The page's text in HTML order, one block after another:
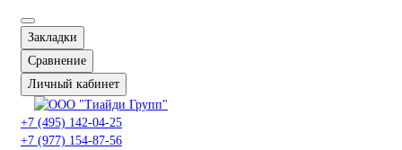
Закладки
Сравнение
Личный кабинет
+7 (495) 142-04-25
+7 (977) 154-87-56